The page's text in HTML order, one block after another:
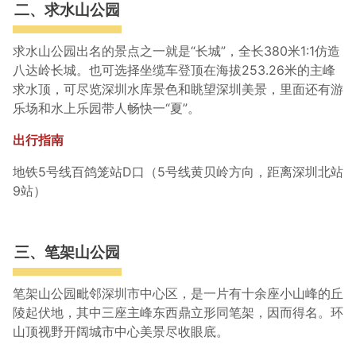
二、求水山公园
求水山公园出名的景点之一就是“长城”，全长380米1:1仿造
八达岭长城。也可选择坐缆车登顶在海拔253.26米的主峰
求水顶，可尽览深圳水库景色和眺望深圳美景，里面还有游
乐场和水上乐园带人畅快一“夏”。
出行指南
地铁5号线百鸽笼站D口（5号线黄贝岭方向，距离深圳北站
9站）
三、笔架山公园
笔架山公园毗邻深圳市中心区，是一片有十余座小山峰的丘
陵起伏地，其中三座主峰东西鼎立形同笔架，因而得名。环
山顶视野开阔城市中心美景尽收眼底。